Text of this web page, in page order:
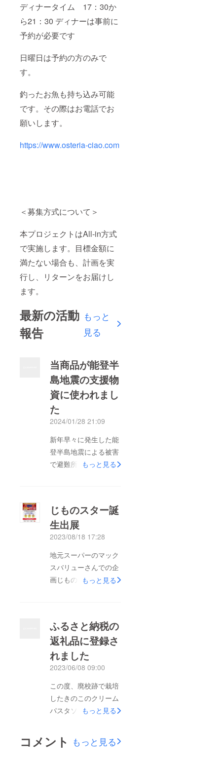
ディナータイム 17：30か
ら21：30 ディナーは事前に
予約が必要です
日曜日は予約の方のみで
す。
釣ったお魚も持ち込み可能
です。その際はお電話でお
願いします。
https://www.osteria-ciao.com
＜募集方式について＞
本プロジェクトはAll-in方式
で実施します。目標金額に
満たない場合も、計画を実
行し、リターンをお届けし
ます。
最新の活動
報告
もっと
見る
当商品が能登半
島地震の支援物
資に使われまし
た
2024/01/28 21:09
新年早々に発生した能
登半島地震による被害
で避難所生活をされて
『廃校跡で栽培したき
のこを使ったクリーム
パスタソース』が三重
県津市のNPO法人
HOMEさんから被災地
支援物資に使われま
す。2月25日に炊き出
て頂き元気になって頂
きたいです。これも当
商品をご支援いただい
た皆様の熱い応援あれ
ばこそでございます。
改めて感謝申し上げま
す
もっと見る
じものスター誕
生出展
2023/08/18 17:28
地元スーパーのマック
スバリューさんでの企
画じものスター誕生の
スバリュー名張、上
野、上野小田、津城
北、津東、津北店で出
展してますので宜しく
もっと見る
ふるさと納税の
返礼品に登録さ
れました
2023/06/08 09:00
この度、廃校跡で栽培
したきのこのクリーム
パスタソースのレトル
市のふるさと納税返礼
品に登録されました。
もっと見る
コメント もっと見る